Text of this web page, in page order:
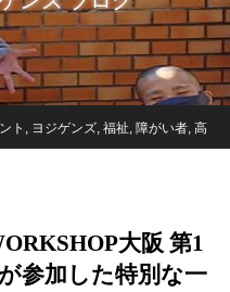
ト , ヨジゲンズ, 福祉, 障がい者, 高
大阪 第1
参加した特別な一